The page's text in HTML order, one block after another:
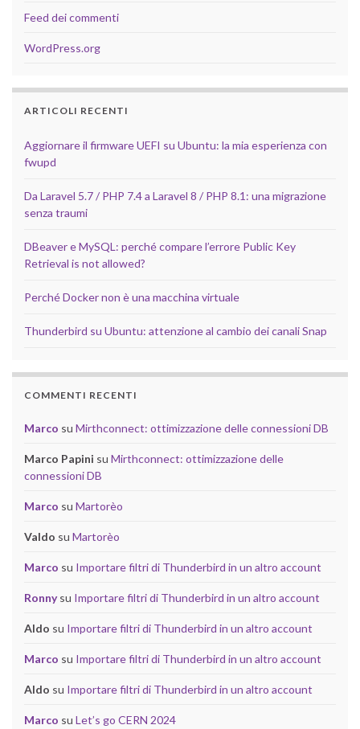
Feed dei commenti
WordPress.org
ARTICOLI RECENTI
Aggiornare il firmware UEFI su Ubuntu: la mia esperienza con
fwupd
Da Laravel 5.7 / PHP 7.4 a Laravel 8 / PHP 8.1: una migrazione
senza traumi
DBeaver e MySQL: perché compare l’errore Public Key
Retrieval is not allowed?
Perché Docker non è una macchina virtuale
Thunderbird su Ubuntu: attenzione al cambio dei canali Snap
COMMENTI RECENTI
Marco su Mirthconnect: ottimizzazione delle connessioni DB
Marco Papini su Mirthconnect: ottimizzazione delle
connessioni DB
Marco su Martorèo
Valdo su Martorèo
Marco su Importare filtri di Thunderbird in un altro account
Ronnysu Importare filtri di Thunderbird in un altro account
Aldo su Importare filtri di Thunderbird in un altro account
Marco su Importare filtri di Thunderbird in un altro account
Aldo su Importare filtri di Thunderbird in un altro account
Marco su Let’s go CERN 2024